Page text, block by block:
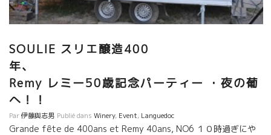
SOULIE スリエ醸造400
年、
Remy レミー50歳記念パーティー ・夜の葡
へ！！
Par伊藤與志男 Publié dans Winery, Event, Languedoc
Grande fête de 400ans et Remy 40ans, NO6 １０時過ぎにや